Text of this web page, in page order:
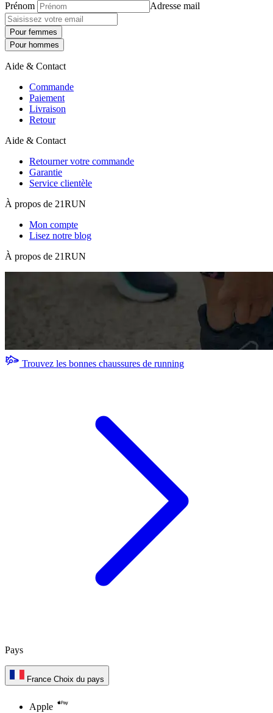
Prénom Adresse mail
Pour femmes
Pour hommes
Aide & Contact
Commande
Paiement
Livraison
Retour
Aide & Contact
Retourner votre commande
Garantie
Service clientèle
À propos de 21RUN
Mon compte
Lisez notre blog
À propos de 21RUN
Trouvez les bonnes chaussures de running
Pays
France Choix du pays
Apple